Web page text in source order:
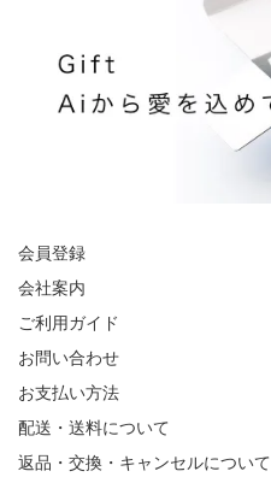
会員登録
会社案内
ご利用ガイド
お問い合わせ
お支払い方法
配送・送料について
返品・交換・キャンセルについて